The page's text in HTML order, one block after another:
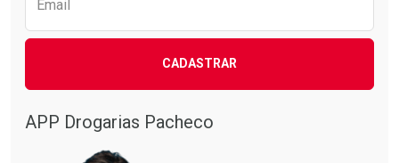
Email
CADASTRAR
APP Drogarias Pacheco